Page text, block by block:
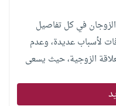
في كل تفاصيل
لأسباب عديدة، وعدم
الزوجية، حيث يسعى
لكن في حقيقة الأمر
أما صفاء